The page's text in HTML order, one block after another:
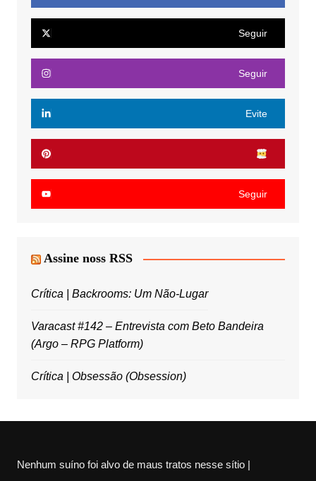
Seguir
Seguir
Evite
Seguir
Assine noss RSS
Crítica | Backrooms: Um Não-Lugar
Varacast #142 – Entrevista com Beto Bandeira
(Argo – RPG Platform)
Crítica | Obsessão (Obsession)
Nenhum suíno foi alvo de maus tratos nesse sítio |